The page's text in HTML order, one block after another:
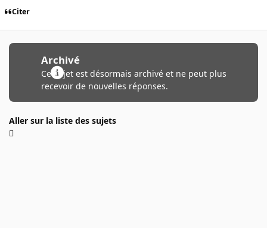
Citer
Archivé
Ce sujet est désormais archivé et ne peut plus
recevoir de nouvelles réponses.
Aller sur la liste des sujets